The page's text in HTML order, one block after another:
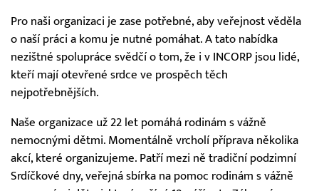
Pro naši organizaci je zase potřebné, aby veřejnost věděla
o naší práci a komu je nutné pomáhat. A tato nabídka
nezištné spolupráce svědčí o tom, že i v INCORP jsou lidé,
kteří mají otevřené srdce ve prospěch těch
nejpotřebnějších.
Naše organizace už 22 let pomáhá rodinám s vážně
nemocnými dětmi. Momentálně vrcholí příprava několika
akcí, které organizujeme. Patří mezi ně tradiční podzimní
Srdíčkové dny, veřejná sbírka na pomoc rodinám s vážně